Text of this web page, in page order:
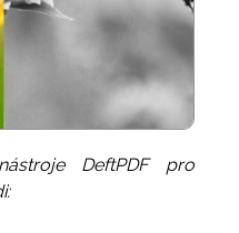
DeftPDF pro